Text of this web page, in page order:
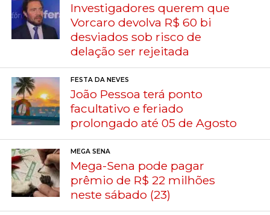
Investigadores querem que
Vorcaro devolva R$ 60 bi
desviados sob risco de
delação ser rejeitada
FESTA DA NEVES
João Pessoa terá ponto
facultativo e feriado
prolongado até 05 de Agosto
MEGA SENA
Mega-Sena pode pagar
prêmio de R$ 22 milhões
neste sábado (23)